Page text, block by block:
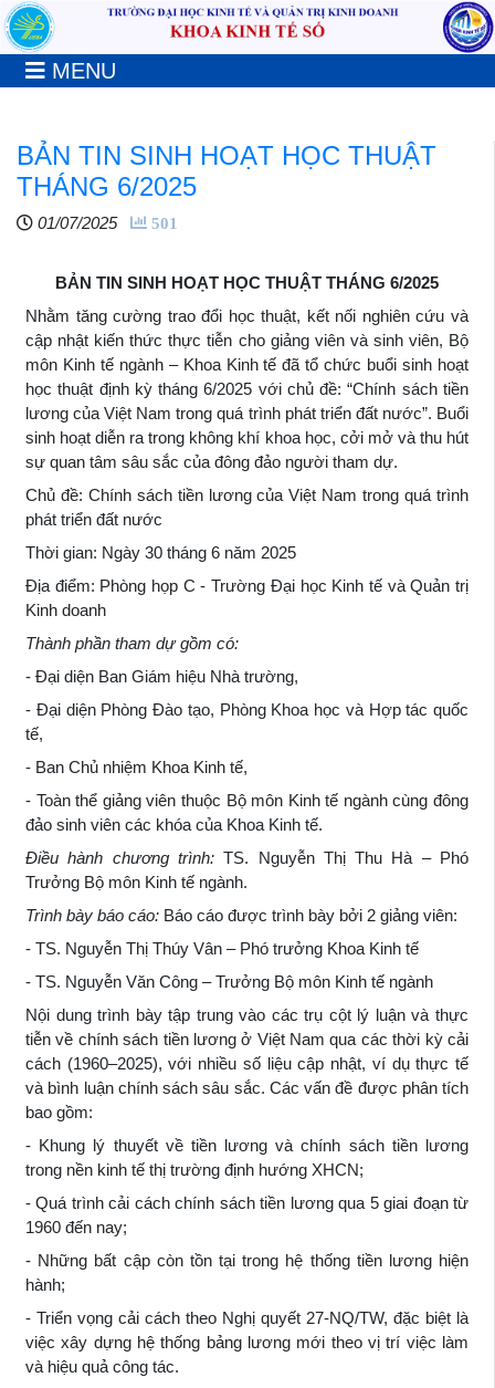
MENU
BẢN TIN SINH HOẠT HỌC THUẬT
THÁNG 6/2025
01/07/2025 501
BẢN TIN SINH HOẠT HỌC THUẬT THÁNG 6/2025
Nhằm tăng cường trao đổi học thuật, kết nối nghiên cứu và
cập nhật kiến thức thực tiễn cho giảng viên và sinh viên, Bộ
môn Kinh tế ngành – Khoa Kinh tế đã tổ chức buổi sinh hoạt
học thuật định kỳ tháng 6/2025 với chủ đề: “Chính sách tiền
lương của Việt Nam trong quá trình phát triển đất nước”. Buổi
sinh hoạt diễn ra trong không khí khoa học, cởi mở và thu hút
sự quan tâm sâu sắc của đông đảo người tham dự.
Chủ đề: Chính sách tiền lương của Việt Nam trong quá trình
phát triển đất nước
Thời gian: Ngày 30 tháng 6 năm 2025
Địa điểm: Phòng họp C - Trường Đại học Kinh tế và Quản trị
Kinh doanh
Thành phần tham dự gồm có:
- Đại diện Ban Giám hiệu Nhà trường,
- Đại diện Phòng Đào tạo, Phòng Khoa học và Hợp tác quốc
tế,
- Ban Chủ nhiệm Khoa Kinh tế,
- Toàn thể giảng viên thuộc Bộ môn Kinh tế ngành cùng đông
đảo sinh viên các khóa của Khoa Kinh tế.
Điều hành chương trình:TS. Nguyễn Thị Thu Hà – Phó
Trưởng Bộ môn Kinh tế ngành.
Trình bày báo cáo: Báo cáo được trình bày bởi 2 giảng viên:
- TS. Nguyễn Thị Thúy Vân – Phó trưởng Khoa Kinh tế
- TS. Nguyễn Văn Công – Trưởng Bộ môn Kinh tế ngành
Nội dung trình bày tập trung vào các trụ cột lý luận và thực
tiễn về chính sách tiền lương ở Việt Nam qua các thời kỳ cải
cách (1960–2025), với nhiều số liệu cập nhật, ví dụ thực tế
và bình luận chính sách sâu sắc. Các vấn đề được phân tích
bao gồm:
- Khung lý thuyết về tiền lương và chính sách tiền lương
trong nền kinh tế thị trường định hướng XHCN;
- Quá trình cải cách chính sách tiền lương qua 5 giai đoạn từ
1960 đến nay;
- Những bất cập còn tồn tại trong hệ thống tiền lương hiện
hành;
- Triển vọng cải cách theo Nghị quyết 27-NQ/TW, đặc biệt là
việc xây dựng hệ thống bảng lương mới theo vị trí việc làm
và hiệu quả công tác.